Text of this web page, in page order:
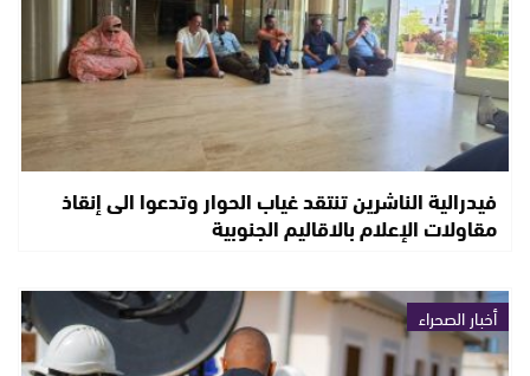
فيدرالية الناشرين تنتقد غياب الحوار وتدعوا الى إنقاذ
مقاولات الإعلام بالاقاليم الجنوبية
أخبار الصحراء